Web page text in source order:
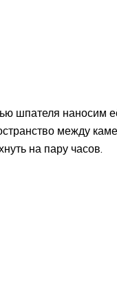
шпателя наносим
между
на пару часов.